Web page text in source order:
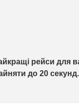
рейси для
до 20 секунд.